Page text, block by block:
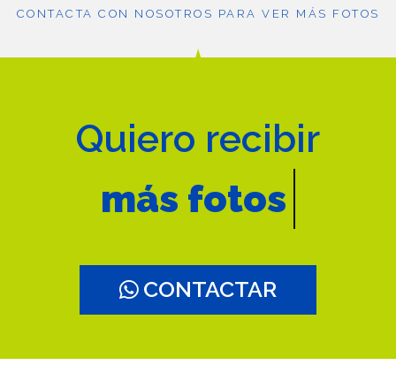
CONTACTA CON NOSOTROS PARA VER MÁS FOTOS
Quiero recibir
más fotos
CONTACTAR